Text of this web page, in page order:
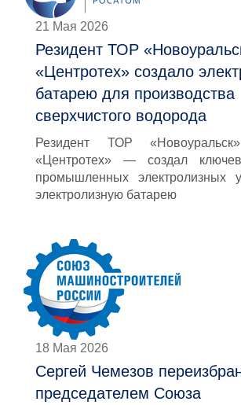
21 Мая 2026
Резидент ТОР
«Центротех» создало
батарею для производства
сверхчистого водорода
Резидент ТОР
«Центротех» — создал
промышленных электролизных
электролизную батарею
18 Мая 2026
Сергей Чемезов
председателем Союза